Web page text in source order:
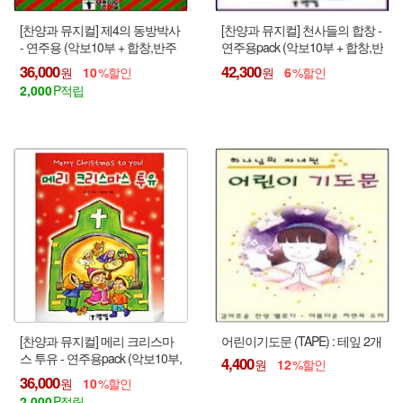
[찬양과 뮤지컬] 제4의 동방박사
- 연주용 (악보10부 + 합창,반주
CD1매)
36,000
10
2,000
[찬양과 뮤지컬] 천사들의 합창 -
연주용pack (악보10부 + 합창,반
주CD1매)
42,300 6
[찬양과 뮤지컬] 메리 크리스마
스 투유 - 연주용pack (악보10부,
합창, 반주CD)
36,000
10
어린이기도문 (TAPE) : 테잎 2개
4,400 12